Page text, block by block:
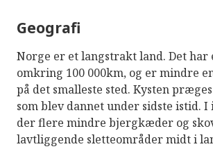
Geografi
Norge er et langstrakt land. Det har
omkring 100 000km, og er mindre
på det smalleste sted. Kysten
som blev dannet under sidste istid.
der flere mindre bjergkæder og
lavtliggende sletteområder midt i